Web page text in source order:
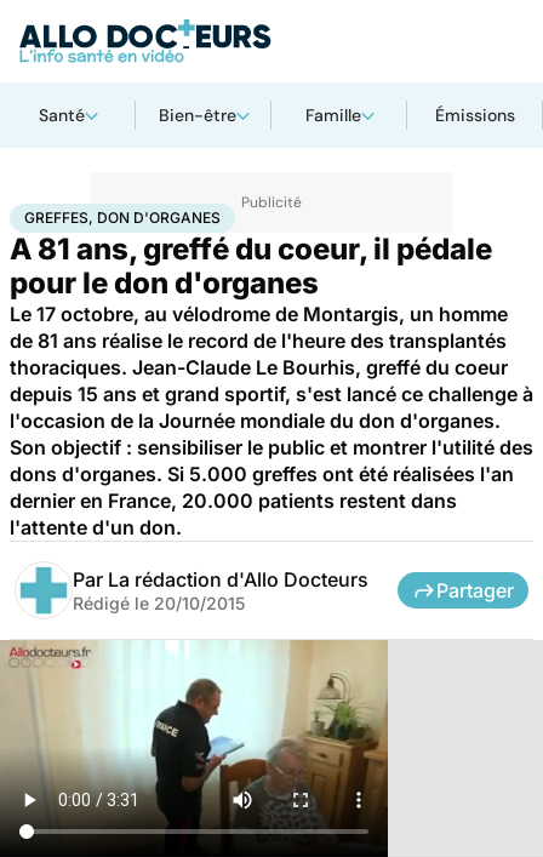
Santé Bien-être Famille Émissions
AccueilSantéGreffes, don d'organes
GREFFES, DON D'ORGANES
A 81 ans, greffé du coeur, il pédale
pour le don d'organes
Le 17 octobre, au vélodrome de Montargis, un homme
de 81 ans réalise le record de l'heure des transplantés
thoraciques. Jean-Claude Le Bourhis, greffé du coeur
depuis 15 ans et grand sportif, s'est lancé ce challenge à
l'occasion de la Journée mondiale du don d'organes.
Son objectif : sensibiliser le public et montrer l'utilité des
dons d'organes. Si 5.000 greffes ont été réalisées l'an
dernier en France, 20.000 patients restent dans
l'attente d'un don.
Par La rédaction d'Allo Docteurs
Rédigé le 20/10/2015
Partager